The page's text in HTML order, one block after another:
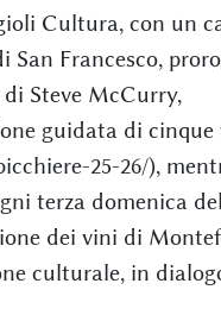
Cultura, con un
San Francesco,
Steve McCurry,
guidata di
25-26/),
terza domenica
dei vini di
culturale, in